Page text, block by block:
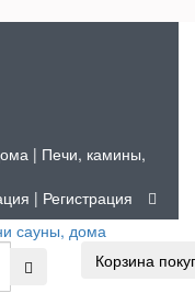
| Печи, камины,
| Регистрация
Корзина